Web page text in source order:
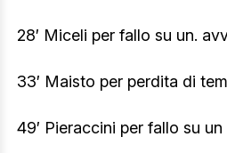
28′ Miceli per fallo su un.
33′ Maisto per perdita di
49′ Pieraccini per fallo su